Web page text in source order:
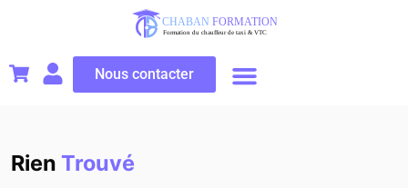
Nous contacter
Rien Trouvé